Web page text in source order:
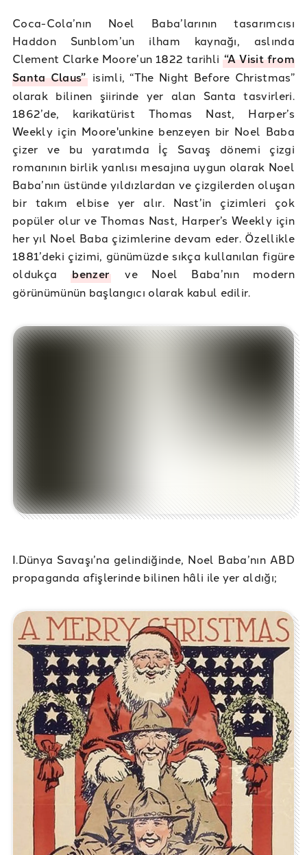
Coca-Cola’nın Noel Baba’larının tasarımcısı
Haddon Sunblom’un ilham kaynağı, aslında
Clement Clarke Moore’un 1822 tarihli “A Visit from
Santa Claus”isimli, “The Night Before Christmas”
olarak bilinen şiirinde yer alan Santa tasvirleri.
1862’de, karikatürist Thomas Nast, Harper’s
Weekly için Moore'unkine benzeyen bir Noel Baba
çizer ve bu yaratımda İç Savaş dönemi çizgi
romanının birlik yanlısı mesajına uygun olarak Noel
Baba’nın üstünde yıldızlardan ve çizgilerden oluşan
bir takım elbise yer alır. Nast’in çizimleri çok
popüler olur ve Thomas Nast, Harper’s Weekly için
her yıl Noel Baba çizimlerine devam eder. Özellikle
1881’deki çizimi, günümüzde sıkça kullanılan figüre
oldukçabenzer ve Noel Baba’nın modern
görünümünün başlangıcı olarak kabul edilir.
I.Dünya Savaşı’na gelindiğinde, Noel Baba’nın ABD
propaganda afişlerinde bilinen hâli ile yer aldığı;